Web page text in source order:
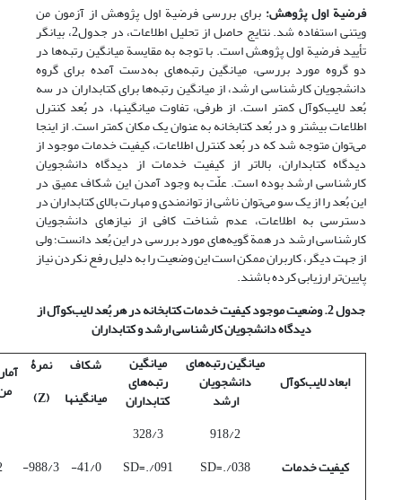
فرضیة اول پژوهش: برای بررسی فرضیة اول پژوهش از آزمون من
ویتنی استفاده شد. نتایج حاصل از تحلیل اطلاعات، در جدول2، بیانگر
تأیید فرضیة اول پژوهش است. با توجه به مقایسة میانگین رتبه‌ها در
دو گروه مورد بررسی، میانگین رتبه‌های به‌دست آمده برای گروه
دانشجویان کارشناسی ارشد، از میانگین رتبه‌ها برای کتابداران در سه
بُعد لایب‌کوآل کمتر است. از طرفی، تفاوت میانگینها، در بُعد کنترل
اطلاعات بیشتر و در بُعد کتابخانه به عنوان یک مکان کمتر است. از این­جا
می‌توان متوجه شد که در بُعد کنترل اطلاعات، کیفیت خدمات موجود از
دیدگاه کتابداران، بالاتر از کیفیت خدمات از دیدگاه دانشجویان
کارشناسی ارشد بوده است. علّت به وجود آمدن این شکاف عمیق در
این بُعد را از یک سو می‌توان ناشی از توانمندی و مهارت بالای کتابداران در
دسترسی به اطلاعات، عدم شناخت کافی از نیازهای دانشجویان
کارشناسی ارشد در همة گویه‌های مورد بررسی در این بُعد دانست؛ ولی
از جهت دیگر، کاربران ممکن است این وضعیت را به دلیل رفع نکردن نیاز
پایین‌تر ارزیابی کرده ‌باشند.
جدول 2. وضعیت موجود کیفیت خدمات کتابخانه در هر بُعد لایب‌کوآل از
دیدگاه دانشجویان کارشناسی ارشد و کتابداران
ابعاد لایب‌کوآل
میانگین رتبه‌های
دانشجویان
ارشد
میانگین
رتبه‌های
کتابداران
شکاف
میانگینها
نمرۀ
(
Z
)
آمار
کیفیت خدمات
918/2
SD=./038
328/3
SD=./091
41/0-
988/3-